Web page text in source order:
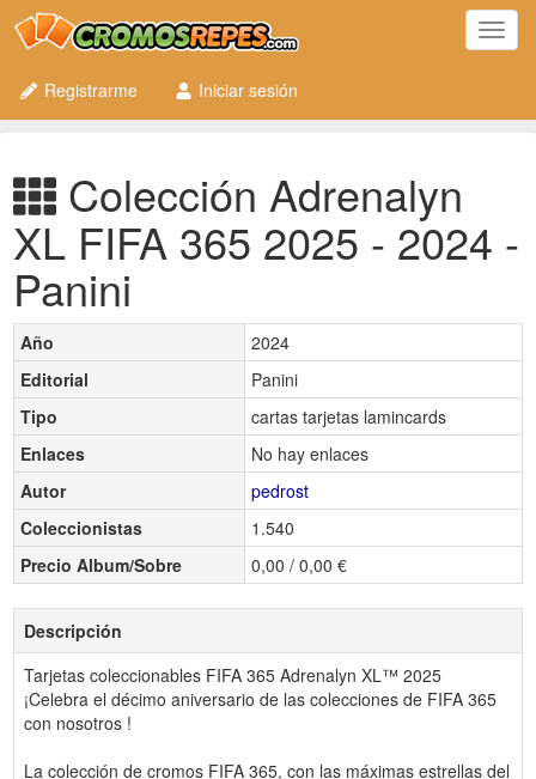
Registrarme
Iniciar sesión
Colección Adrenalyn
XL FIFA 365 2025 - 2024 -
Panini
Año
2024
Editorial
Panini
Tipo
cartas tarjetas lamincards
Enlaces
No hay enlaces
Autor
pedrost
Coleccionistas
1.540
Precio Album/Sobre
0,00 / 0,00 €
Descripción
Tarjetas coleccionables FIFA 365 Adrenalyn XL™ 2025
¡Celebra el décimo aniversario de las colecciones de FIFA 365
con nosotros !
La colección de cromos FIFA 365, con las máximas estrellas del